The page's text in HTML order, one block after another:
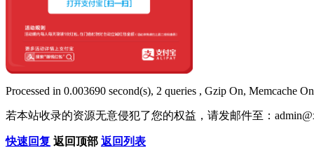
Processed in 0.003690 second(s), 2 queries , Gzip On, Memcache
若本站收录的资源无意侵犯了您的权益，请发邮件至：
快速回复 返回顶部 返回列表